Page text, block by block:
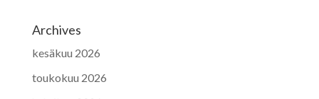
Archives
kesäkuu 2026
toukokuu 2026